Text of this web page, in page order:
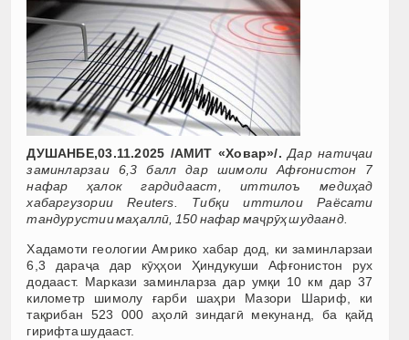
ДУШАНБЕ,03.11.2025 /АМИТ «Ховар»/. Дар натиҷаи
заминларзаи 6,3 балл дар шимоли Афғонистон 7
нафар ҳалок гардидааст, иттилоъ медиҳад
хабаргузории Reuters. Тибқи иттилои Раёсати
тандурустии маҳаллӣ, 150 нафар маҷрӯҳ шудаанд.
Хадамоти геологии Амрико хабар дод, ки заминларзаи
6,3 дараҷа дар кӯҳҳои Ҳиндукуши Афғонистон рух
додааст. Маркази заминларза дар умқи 10 км дар 37
километр шимолу ғарби шаҳри Мазори Шариф, ки
тақрибан 523 000 аҳолӣ зиндагӣ мекунанд, ба қайд
гирифта шудааст.